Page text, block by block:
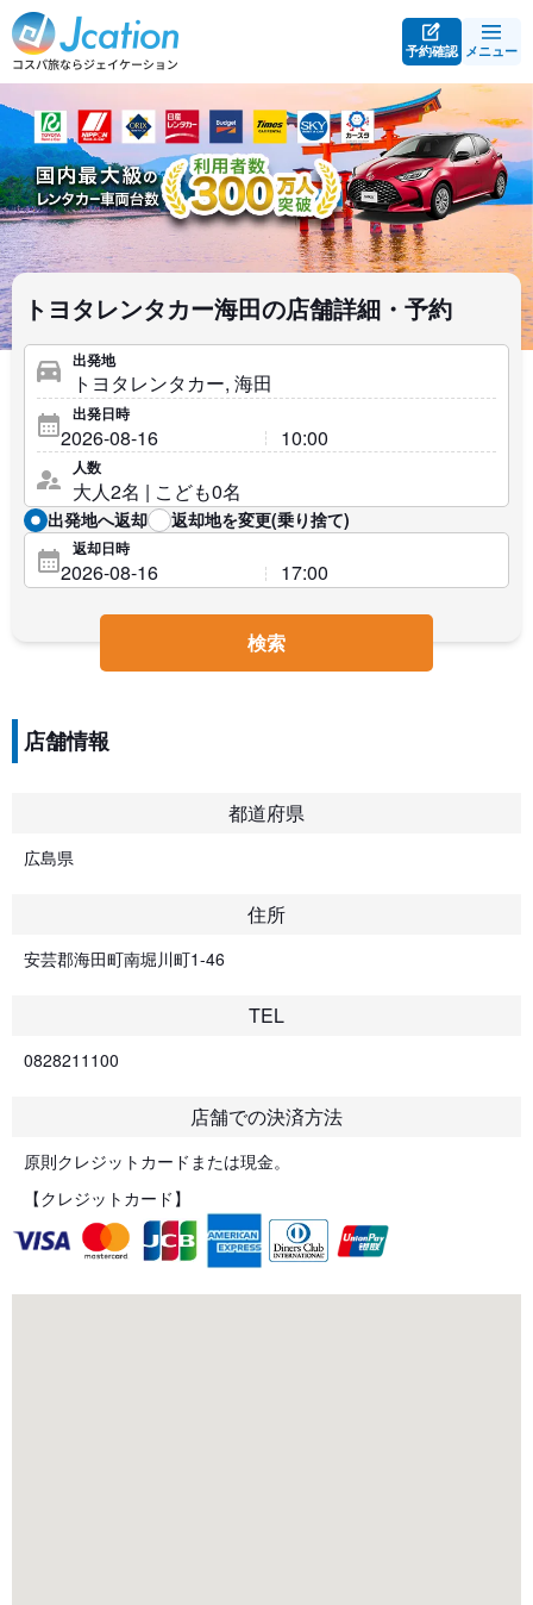
予約確認 メニュー
トヨタレンタカー海田の店舗詳細・予約
出発地
出発日時
人数
出発地へ返却 返却地を変更(乗り捨て)
返却日時
検索
店舗情報
都道府県
広島県
住所
安芸郡海田町南堀川町1-46
TEL
0828211100
店舗での決済方法
原則クレジットカードまたは現金。
【クレジットカード】